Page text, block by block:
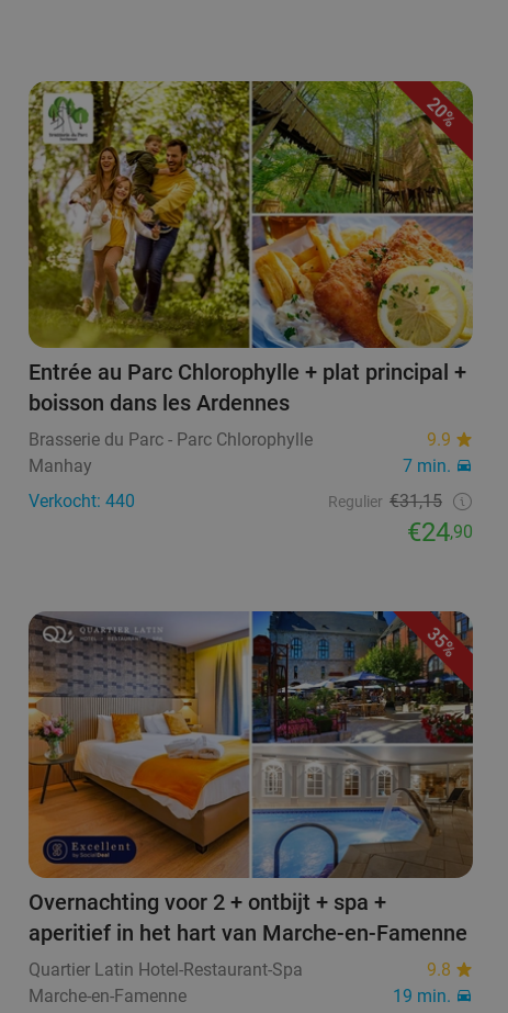
20%
Entrée au Parc Chlorophylle + plat principal +
boisson dans les Ardennes
Brasserie du Parc - Parc Chlorophylle
9.9
Manhay
7 min.
Verkocht: 440
Regulier €31,15
€24,90
35%
Overnachting voor 2 + ontbijt + spa +
aperitief in het hart van Marche-en-Famenne
Quartier Latin Hotel-Restaurant-Spa
9.8
Marche-en-Famenne
19 min.